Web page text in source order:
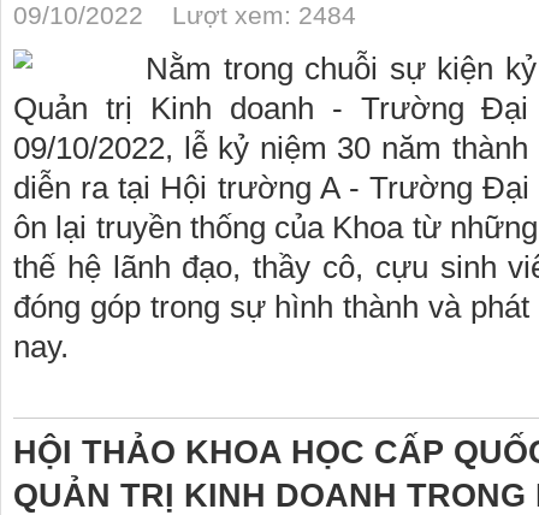
09/10/2022 Lượt xem: 2484
Nằm trong chuỗi sự kiện
Quản trị Kinh doanh - Trường Đại
09/10/2022, lễ kỷ niệm 30 năm
diễn ra tại Hội trường A - Trường Đại
ôn lại truyền thống của Khoa từ
thế hệ lãnh đạo, thầy cô, cựu sinh
đóng góp trong sự hình thành và
nay.
HỘI THẢO KHOA HỌC CẤP
QUẢN TRỊ KINH DOANH